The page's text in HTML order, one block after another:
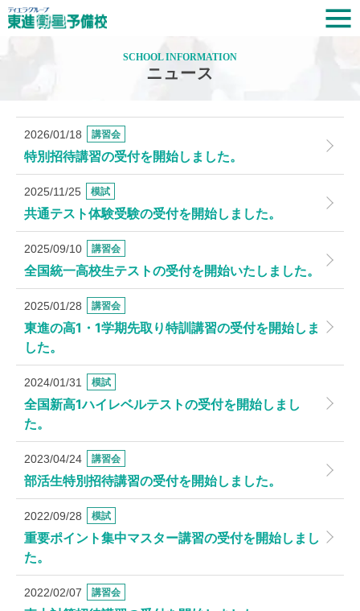
SCHOOL INFORMATION
ニュース
2026/01/18 講習会
特別招待講習の受付を開始しました。
2025/11/25 模試
共通テスト体験受験の受付を開始しました。
2025/09/10 講習会
全国統一高校生テストの受付を開始いたしました。
2025/01/28 講習会
東進の高1・1学期先取り特訓講習の受付を開始しま
した。
2024/01/31 模試
全国新高1ハイレベルテストの受付を開始しまし
た。
2023/04/24 講習会
部活生特別招待講習の受付を開始しました。
2022/09/28 模試
重要ポイント集中マスター講習の受付を開始しまし
た。
2022/02/07 講習会